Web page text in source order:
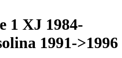
1 XJ 1984-
1991->1996